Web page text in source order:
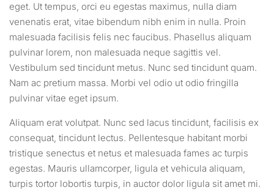
eget. Ut tempus, orci eu egestas maximus, nulla diam
venenatis erat, vitae bibendum nibh enim in nulla. Proin
malesuada facilisis felis nec faucibus. Phasellus aliquam
pulvinar lorem, non malesuada neque sagittis vel.
Vestibulum sed tincidunt metus. Nunc sed tincidunt quam.
Nam ac pretium massa. Morbi vel odio ut odio fringilla
pulvinar vitae eget ipsum.
Aliquam erat volutpat. Nunc sed lacus tincidunt, facilisis ex
consequat, tincidunt lectus. Pellentesque habitant morbi
tristique senectus et netus et malesuada fames ac turpis
egestas. Mauris ullamcorper, ligula et vehicula aliquam,
turpis tortor lobortis turpis, in auctor dolor ligula sit amet mi.